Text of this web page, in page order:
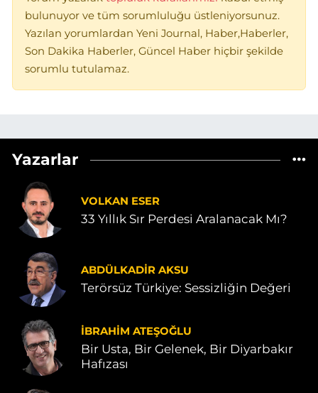
bulunuyor ve tüm sorumluluğu üstleniyorsunuz.
Yazılan yorumlardan Yeni Journal, Haber,Haberler,
Son Dakika Haberler, Güncel Haber hiçbir şekilde
sorumlu tutulamaz.
Yazarlar
VOLKAN ESER
33 Yıllık Sır Perdesi Aralanacak Mı?
ABDÜLKADIR AKSU
Terörsüz Türkiye: Sessizliğin Değeri
İBRAHIM ATEŞOĞLU
Bir Usta, Bir Gelenek, Bir Diyarbakır
Hafızası